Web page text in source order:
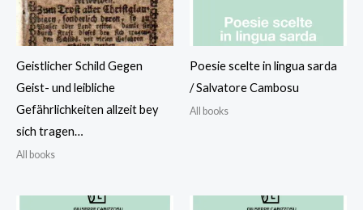
Geistlicher Schild Gegen
Geist- und leibliche
Gefährlichkeiten allzeit bey
sich tragen…
All books
Poesie scelte in lingua sarda
/ Salvatore Cambosu
All books